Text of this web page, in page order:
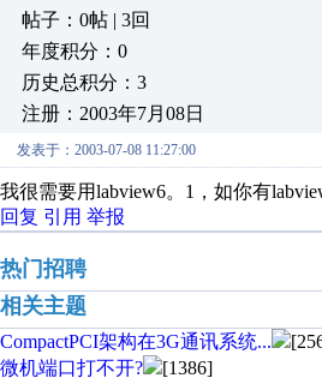
帖子：0帖 | 3回
年度积分：0
历史总积分：3
注册：2003年7月08日
发表于：2003-07-08 11:27:00
我很需要用labview6。1，如你有
回复 引用 举报
热门招聘
相关主题
CompactPCI架构在3G通讯系统...
微机端口打不开?
[1386]